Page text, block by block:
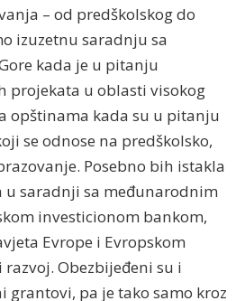
– od predškolskog do
izuzetnu saradnju sa
kada je u pitanju
projekata u oblasti visokog
opštinama kada su u pitanju
se odnose na predškolsko,
Posebno bih istakla
u saradnji sa međunarodnim
investicionom bankom,
Evrope i Evropskom
Obezbijeđeni su i
grantovi, pa je tako samo kroz